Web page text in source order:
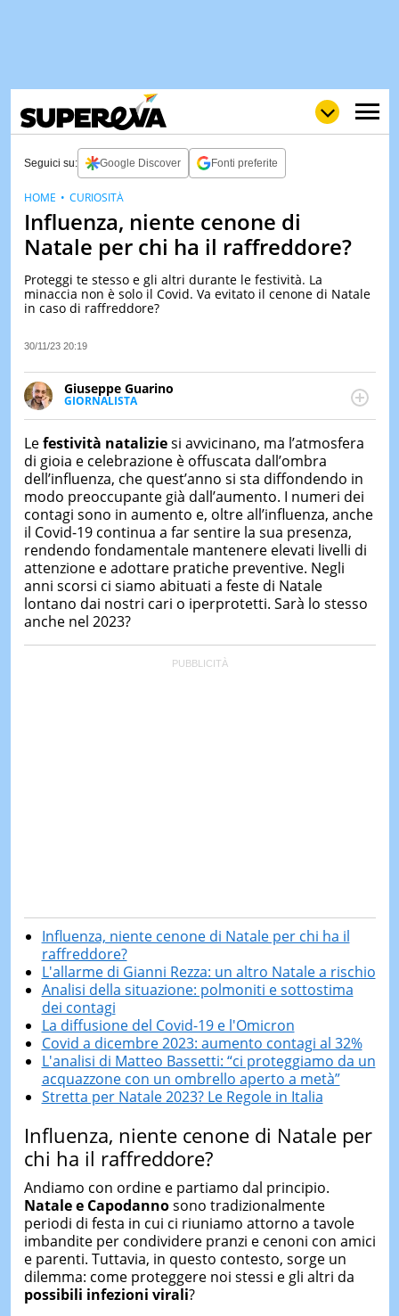
STORIE
QUIZ
&
TEST
LE
DI
OGGI
Seguici su: Google Discover Fonti preferite
Influenza, niente cenone di
Natale per chi ha il raffreddore?
Proteggi te stesso e gli altri durante le festività. La
minaccia non è solo il Covid. Va evitato il cenone di Natale
in caso di raffreddore?
30/11/23 20:19
Giuseppe Guarino
GIORNALISTA
Ph(D) in Diritto Comparato e processi di
particolare sulla Storia contemporanea di America
Latina e Spagna. Collabora con numerose testate ed
è presidente dell'Associazione Culturale "La
Biblioteca del Sannio".
HOME CURIOSITÀ
Lefestività nataliziesi avvicinano, ma l’atmosfera
di gioia e celebrazione è offuscata dall’ombra
dell’influenza, che quest’anno si sta diffondendo in
modo preoccupante già dall’aumento. I numeri dei
contagi sono in aumento e, oltre all’influenza, anche
il Covid-19 continua a far sentire la sua presenza,
rendendo fondamentale mantenere elevati livelli di
attenzione e adottare pratiche preventive. Negli
anni scorsi ci siamo abituati a feste di Natale
lontano dai nostri cari o iperprotetti. Sarà lo stesso
anche nel 2023?
Influenza, niente cenone di Natale per chi ha il
raffreddore?
L'allarme di Gianni Rezza: un altro Natale a rischio
Analisi della situazione: polmoniti e sottostima
dei contagi
La diffusione del Covid-19 e l'Omicron
Covid a dicembre 2023: aumento contagi al 32%
L'analisi di Matteo Bassetti: “ci proteggiamo da un
acquazzone con un ombrello aperto a metà”
Stretta per Natale 2023? Le Regole in Italia
Influenza, niente cenone di Natale per
chi ha il raffreddore?
Andiamo con ordine e partiamo dal principio.
Natale e Capodannosono tradizionalmente
periodi di festa in cui ci riuniamo attorno a tavole
imbandite per condividere pranzi e cenoni con amici
e parenti. Tuttavia, in questo contesto, sorge un
dilemma: come proteggere noi stessi e gli altri da
possibili infezioni virali?